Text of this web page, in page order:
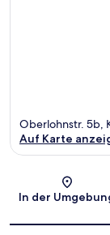
Oberlohnstr. 5b,
Auf Karte
In der